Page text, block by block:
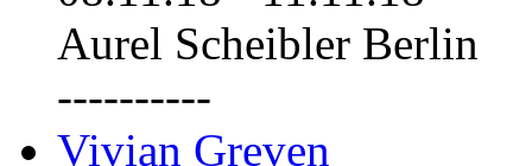
Aurel Scheibler Berlin
----------
Vivian Greven